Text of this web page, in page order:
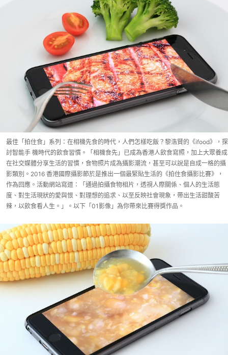
最佳「拍住食」系列：在相機先食的時代，人們怎樣吃飯？黎浩賢的《ifood》，探
討智能手 機時代的飲食習慣。「相機食先」已成為香港人飲食寫照，加上大眾養成
在社交媒體分享生活的習慣，食物照片成為攝影潮流，甚至可以說是自成一格的攝
影類別。2016 香港國際攝影節於是推出一個最緊貼生活的《拍住食攝影比賽》，
作為回應。活動網站寫道：「通過拍攝食物相片，透視人際關係、個人的生活態
度、對生活現狀的愛與恨、對理想的追求、以至反映社會現象，帶出生活甜酸苦
辣，以飲食看人生。」。以下「01影像」為你帶來比賽得獎作品。